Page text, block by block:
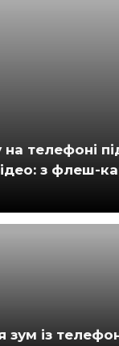
телефоні
з флеш-
зум із